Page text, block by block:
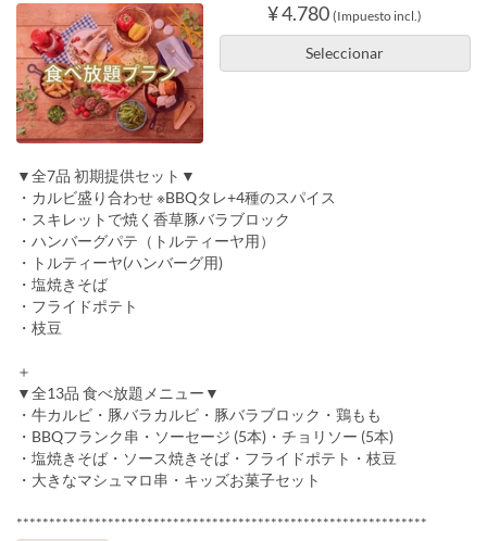
¥ 4.780 (Impuesto incl.)
Seleccionar
▼全7品 初期提供セット▼
・カルビ盛り合わせ ※BBQタレ+4種のスパイス
・スキレットで焼く香草豚バラブロック
・ハンバーグパテ（トルティーヤ用）
・トルティーヤ(ハンバーグ用)
・塩焼きそば
・フライドポテト
・枝豆
＋
▼全13品 食べ放題メニュー▼
・牛カルビ・豚バラカルビ・豚バラブロック・鶏もも
・BBQフランク串・ソーセージ (5本)・チョリソー (5本)
・塩焼きそば・ソース焼きそば・フライドポテト・枝豆
・大きなマシュマロ串・キッズお菓子セット
***************************************************************